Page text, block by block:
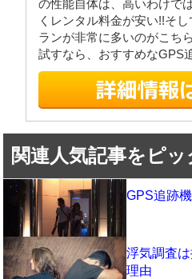
の性能自体は、高いわけで
くレンタル料金が安い!!そ
ランが非常に多いのがこち
試すなら、おすすめなGPS
関連人気記事をピ
GPS追跡
浮気調査
理由